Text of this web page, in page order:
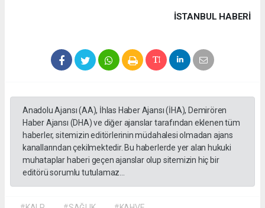
İSTANBUL HABERİ
Anadolu Ajansı (AA), İhlas Haber Ajansı (İHA), Demirören
Haber Ajansı (DHA) ve diğer ajanslar tarafından eklenen tüm
haberler, sitemizin editörlerinin müdahalesi olmadan ajans
kanallarından çekilmektedir. Bu haberlerde yer alan hukuki
muhataplar haberi geçen ajanslar olup sitemizin hiç bir
editörü sorumlu tutulamaz...